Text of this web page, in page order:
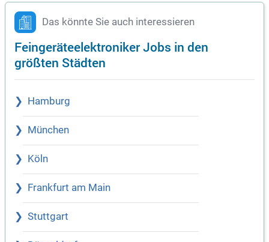
Das könnte Sie auch interessieren
Feingeräteelektroniker Jobs in den
größten Städten
Hamburg
München
Köln
Frankfurt am Main
Stuttgart